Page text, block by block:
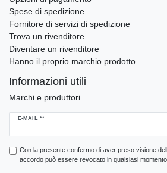
Spese di spedizione
Fornitore di servizi di spedizione
Trova un rivenditore
Diventare un rivenditore
Hanno il proprio marchio prodotto
Informazioni utili
Marchi e produttori
E-MAIL **
Ceres::Template.newsletterHoneypotLabel
Con la presente confermo di aver preso visione
accordo può essere revocato in qualsiasi